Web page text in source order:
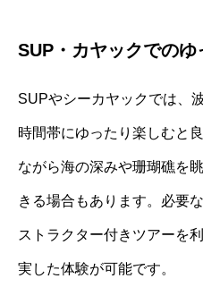
SUP・カヤックでの
SUPやシーカヤックでは、
時間帯にゆったり楽しむと
ながら海の深みや珊瑚礁を
きる場合もあります。必要
ストラクター付きツアーを
実した体験が可能です。